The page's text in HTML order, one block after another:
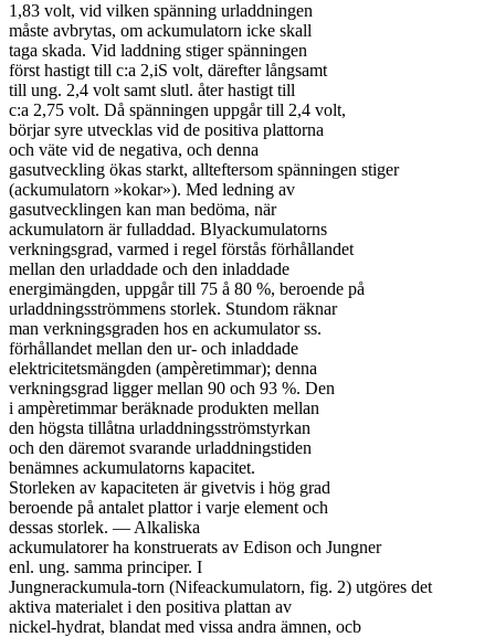
1,83 volt, vid vilken spänning urladdningen
måste avbrytas, om ackumulatorn icke skall
taga skada. Vid laddning stiger spänningen
först hastigt till c:a 2,iS volt, därefter långsamt
till ung. 2,4 volt samt slutl. åter hastigt till
c:a 2,75 volt. Då spänningen uppgår till 2,4 volt,
börjar syre utvecklas vid de positiva plattorna
och väte vid de negativa, och denna
gasutveckling ökas starkt, allteftersom spänningen stiger
(ackumulatorn »kokar»). Med ledning av
gasutvecklingen kan man bedöma, när
ackumulatorn är fulladdad. Blyackumulatorns
verkningsgrad, varmed i regel förstås förhållandet
mellan den urladdade och den inladdade
energimängden, uppgår till 75 å 80 %, beroende på
urladdningsströmmens storlek. Stundom räknar
man verkningsgraden hos en ackumulator ss.
förhållandet mellan den ur- och inladdade
elektricitetsmängden (ampèretimmar); denna
verkningsgrad ligger mellan 90 och 93 %. Den
i ampèretimmar beräknade produkten mellan
den högsta tillåtna urladdningsströmstyrkan
och den däremot svarande urladdningstiden
benämnes ackumulatorns kapacitet.
Storleken av kapaciteten är givetvis i hög grad
beroende på antalet plattor i varje element och
dessas storlek. — Alkaliska
ackumulatorer ha konstruerats av Edison och Jungner
enl. ung. samma principer. I
Jungnerackumula-torn (Nifeackumulatorn, fig. 2) utgöres det
aktiva materialet i den positiva plattan av
nickel-hydrat, blandat med vissa andra ämnen, ocb